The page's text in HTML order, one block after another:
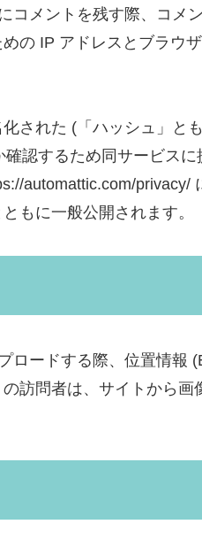
コメントを残す際、コメ
の IP アドレスとブラウ
された (「ハッシュ」と
認するため同サービス
automattic.com/privacy/
もに一般公開されます。
ロードする際、位置情報
訪問者は、サイトから